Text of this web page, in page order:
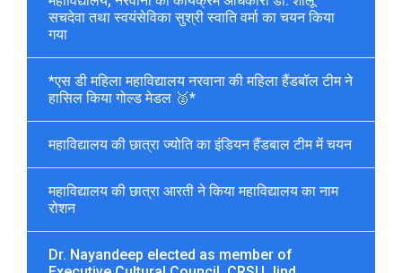
सचदेवा तथा स्वयंसेविका सुश्री स्वाति वर्मा का चयन किया
गया
*एस डी महिला महाविद्यालय नरवाना की महिला हैंडबॉल टीम ने
हासिल किया गोल्ड मेडल 🥈*
महाविद्यालय की छात्रा ज्योति का इंडियन हैंडबाल टीम में चयन
महाविद्यालय की छात्रा आरती ने किया महाविद्यालय का नाम
रोशन
Dr. Nayandeep elected as member of